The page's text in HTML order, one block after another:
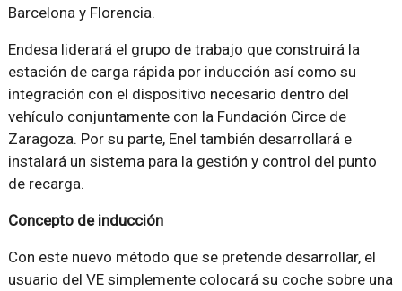
Barcelona y Florencia.
Endesa liderará el grupo de trabajo que construirá la
estación de carga rápida por inducción así como su
integración con el dispositivo necesario dentro del
vehículo conjuntamente con la Fundación Circe de
Zaragoza. Por su parte, Enel también desarrollará e
instalará un sistema para la gestión y control del punto
de recarga.
Concepto de inducción
Con este nuevo método que se pretende desarrollar, el
usuario del VE simplemente colocará su coche sobre una